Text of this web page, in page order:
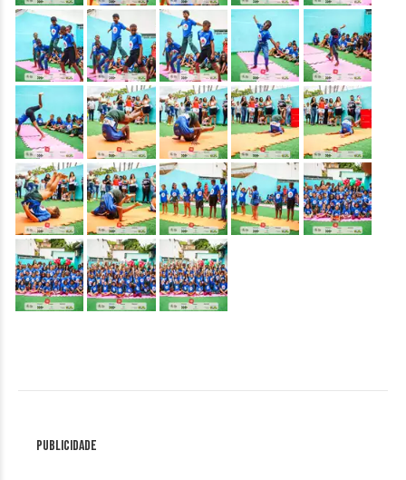
&nbsp; &nbsp; &nbsp; &nbsp; &nbsp;
&nbsp; &nbsp; &nbsp; &nbsp; &nbsp;
&nbsp; &nbsp; &nbsp; &nbsp; &nbsp;
&nbsp; &nbsp; &nbsp;
Publicidade